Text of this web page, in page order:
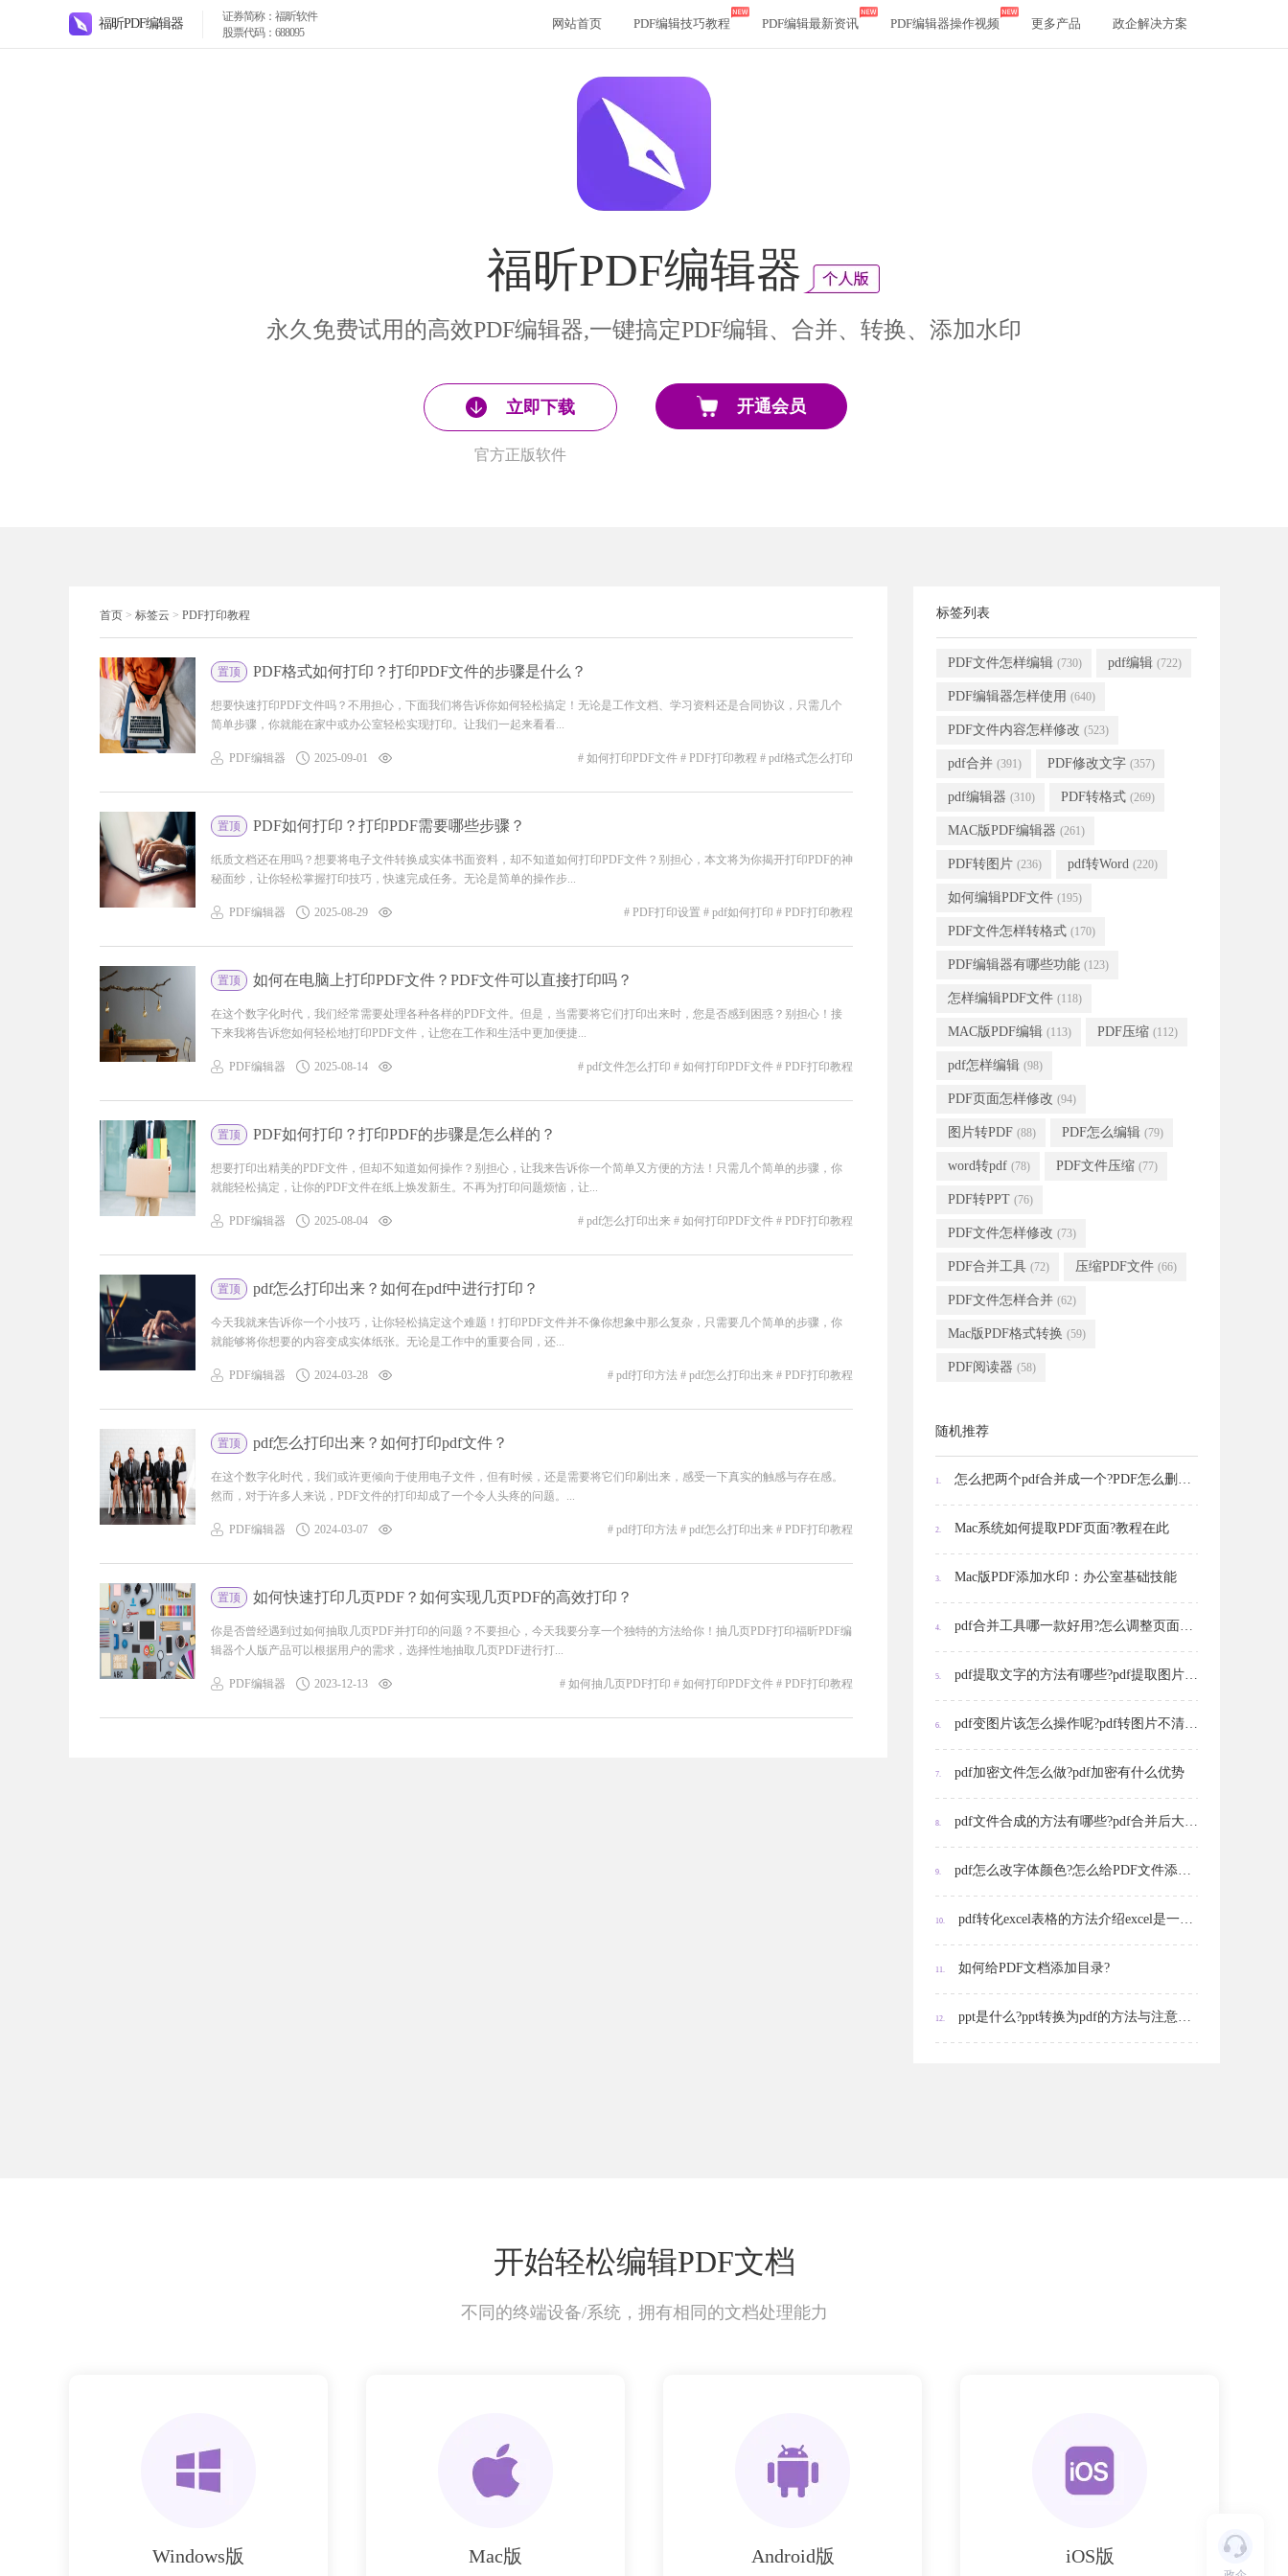
福昕PDF编辑器
证券简称：福昕软件
股票代码：688095
网站首页 PDF编辑技巧教程 PDF编辑最新资讯 PDF编辑器操作视频 更多产品 政企解决方案
福昕PDF编辑器
永久免费试用的高效PDF编辑器,一键搞定PDF编辑、合并、转换、添加水印
立即下载
官方正版软件
开通会员
首页 > 标签云 > PDF打印教程
置顶 PDF格式如何打印？打印PDF文件的步骤是什么？
想要快速打印PDF文件吗？不用担心，下面我们将告诉你如何轻松搞定！无论是工作文档、学习资料还是合同协议，只需几个
简单步骤，你就能在家中或办公室轻松实现打印。让我们一起来看看...
PDF编辑器 2025-09-01 # 如何打印PDF文件 # PDF打印教程 # pdf格式怎么打印
置顶 PDF如何打印？打印PDF需要哪些步骤？
纸质文档还在用吗？想要将电子文件转换成实体书面资料，却不知道如何打印PDF文件？别担心，本文将为你揭开打印PDF的神
秘面纱，让你轻松掌握打印技巧，快速完成任务。无论是简单的操作步...
PDF编辑器 2025-08-29 # PDF打印设置 # pdf如何打印 # PDF打印教程
置顶 如何在电脑上打印PDF文件？PDF文件可以直接打印吗？
在这个数字化时代，我们经常需要处理各种各样的PDF文件。但是，当需要将它们打印出来时，您是否感到困惑？别担心！接
下来我将告诉您如何轻松地打印PDF文件，让您在工作和生活中更加便捷...
PDF编辑器 2025-08-14 # pdf文件怎么打印 # 如何打印PDF文件 # PDF打印教程
置顶 PDF如何打印？打印PDF的步骤是怎么样的？
想要打印出精美的PDF文件，但却不知道如何操作？别担心，让我来告诉你一个简单又方便的方法！只需几个简单的步骤，你
就能轻松搞定，让你的PDF文件在纸上焕发新生。不再为打印问题烦恼，让...
PDF编辑器 2025-08-04 # pdf怎么打印出来 # 如何打印PDF文件 # PDF打印教程
置顶 pdf怎么打印出来？如何在pdf中进行打印？
今天我就来告诉你一个小技巧，让你轻松搞定这个难题！打印PDF文件并不像你想象中那么复杂，只需要几个简单的步骤，你
就能够将你想要的内容变成实体纸张。无论是工作中的重要合同，还...
PDF编辑器 2024-03-28 # pdf打印方法 # pdf怎么打印出来 # PDF打印教程
置顶 pdf怎么打印出来？如何打印pdf文件？
在这个数字化时代，我们或许更倾向于使用电子文件，但有时候，还是需要将它们印刷出来，感受一下真实的触感与存在感。
然而，对于许多人来说，PDF文件的打印却成了一个令人头疼的问题。...
PDF编辑器 2024-03-07 # pdf打印方法 # pdf怎么打印出来 # PDF打印教程
置顶 如何快速打印几页PDF？如何实现几页PDF的高效打印？
你是否曾经遇到过如何抽取几页PDF并打印的问题？不要担心，今天我要分享一个独特的方法给你！抽几页PDF打印福昕PDF编
辑器个人版产品可以根据用户的需求，选择性地抽取几页PDF进行打...
PDF编辑器 2023-12-13 # 如何抽几页PDF打印 # 如何打印PDF文件 # PDF打印教程
标签列表
PDF文件怎样编辑 (730) pdf编辑 (722)
PDF编辑器怎样使用 (640)
PDF文件内容怎样修改 (523)
pdf合并 (391) PDF修改文字 (357)
pdf编辑器 (310) PDF转格式 (269)
MAC版PDF编辑器 (261)
PDF转图片 (236) pdf转Word (220)
如何编辑PDF文件 (195)
PDF文件怎样转格式 (170)
PDF编辑器有哪些功能 (123)
怎样编辑PDF文件 (118)
MAC版PDF编辑 (113) PDF压缩 (112)
pdf怎样编辑 (98)
PDF页面怎样修改 (94)
图片转PDF (88) PDF怎么编辑 (79)
word转pdf (78) PDF文件压缩 (77)
PDF转PPT (76)
PDF文件怎样修改 (73)
PDF合并工具 (72) 压缩PDF文件 (66)
PDF文件怎样合并 (62)
Mac版PDF格式转换 (59)
PDF阅读器 (58)
随机推荐
1. 怎么把两个pdf合并成一个?PDF怎么删除页面?
2. Mac系统如何提取PDF页面?教程在此
3. Mac版PDF添加水印：办公室基础技能
4. pdf合并工具哪一款好用?怎么调整页面顺序
5. pdf提取文字的方法有哪些?pdf提取图片的方法有哪些?
6. pdf变图片该怎么操作呢?pdf转图片不清晰怎么办?
7. pdf加密文件怎么做?pdf加密有什么优势
8. pdf文件合成的方法有哪些?pdf合并后大小不一致怎么处理?
9. pdf怎么改字体颜色?怎么给PDF文件添加颜色背景?
10. pdf转化excel表格的方法介绍excel是一种什么样的软件?
11. 如何给PDF文档添加目录?
12. ppt是什么?ppt转换为pdf的方法与注意事项
开始轻松编辑PDF文档
不同的终端设备/系统，拥有相同的文档处理能力
Windows版 Mac版 Android版 iOS版